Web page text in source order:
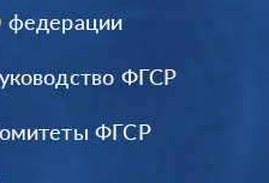
ФГСР
ФГСР